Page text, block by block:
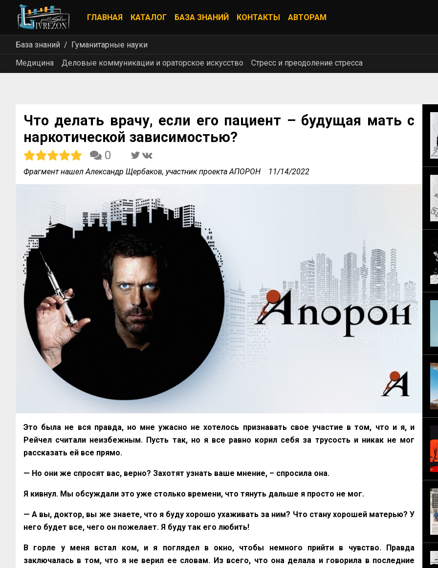
ГЛАВНАЯ КАТАЛОГ БАЗА ЗНАНИЙ КОНТАКТЫ АВТОРАМ
База знаний
Гуманитарные науки
Медицина
Деловые коммуникации и ораторское искусство Стресс и преодоление стресса
Что делать врачу, если его пациент – будущая мать с
наркотической зависимостью?
0
Фрагмент нашел Александр Щербаков, участник проекта АПОРОН 11/14/2022
Это была не вся правда, но мне ужасно не хотелось признавать свое участие в том, что и я, и
Рейчел считали неизбежным. Пусть так, но я все равно корил себя за трусость и никак не мог
рассказать ей все прямо.
— Но они же спросят вас, верно? Захотят узнать ваше мнение, – спросила она.
Я кивнул. Мы обсуждали это уже столько времени, что тянуть дальше я просто не мог.
— А вы, доктор, вы же знаете, что я буду хорошо ухаживать за ним? Что стану хорошей матерью? У
него будет все, чего он пожелает. Я буду так его любить!
В горле у меня встал ком, и я поглядел в окно, чтобы немного прийти в чувство. Правда
заключалась в том, что я не верил ее словам. Из всего, что она делала и говорила в последние